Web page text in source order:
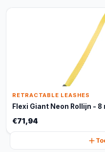
RETRACTABLE LEASHES
Flexi Giant Neon Rollijn - 8
€71,94